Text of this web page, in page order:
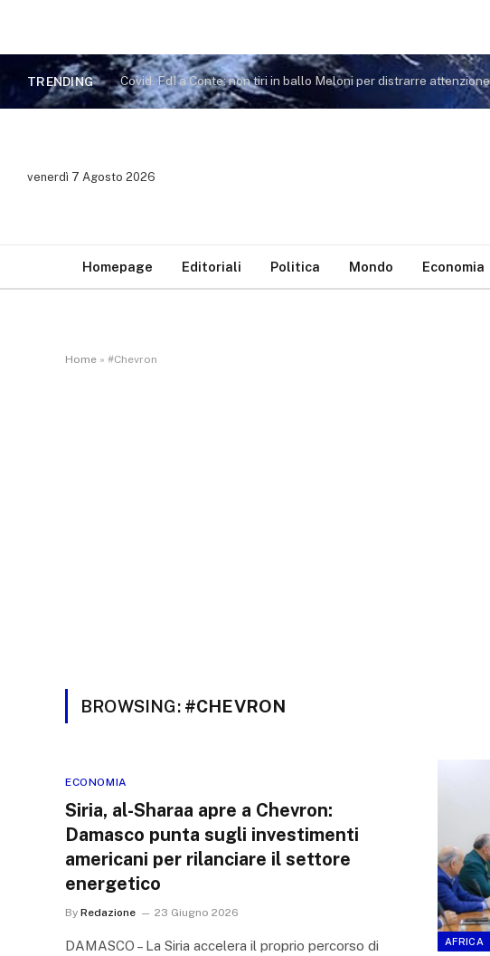
TRENDING
venerdì 7 Agosto 2026
Homepage Editoriali Politica Mondo Economia
Home » #Chevron
BROWSING: #CHEVRON
ECONOMIA
Siria, al-Sharaa apre a Chevron:
Damasco punta sugli investimenti
americani per rilanciare il settore
energetico
By Redazione 23 Giugno 2026
DAMASCO – La Siria accelera il proprio percorso di
AFRICA